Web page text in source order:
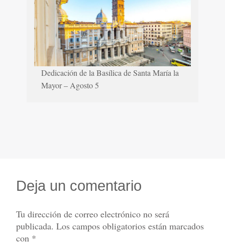
Dedicación de la Basílica de Santa María la
Mayor – Agosto 5
Deja un comentario
Tu dirección de correo electrónico no será
publicada. Los campos obligatorios están marcados
con *